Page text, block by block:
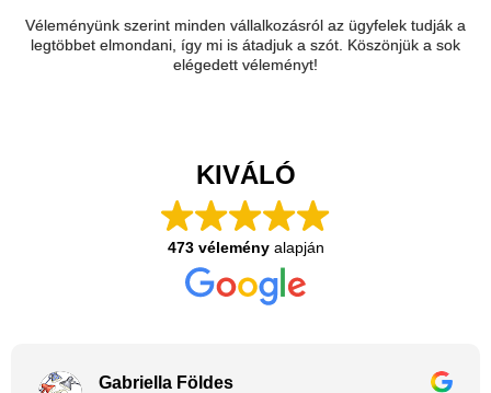
Véleményünk szerint minden vállalkozásról az ügyfelek tudják a
legtöbbet elmondani, így mi is átadjuk a szót. Köszönjük a sok
elégedett véleményt!
KIVÁLÓ
473 véleményalapján
Gabriella Földes